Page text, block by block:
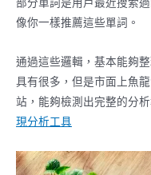
部分單詞是用戶最近搜索
像你一樣推薦這些單詞。
通過這些邏輯，基本能夠
具有很多，但是市面上魚
站，能夠檢測出完整的分
現分析工具